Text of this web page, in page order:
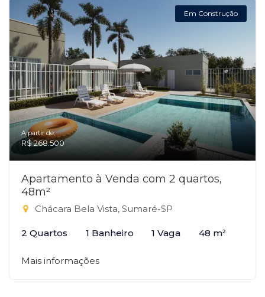
Em Construção
A partir de:
R$ 268.500
Apartamento à Venda com 2 quartos,
48m²
Chácara Bela Vista, Sumaré-SP
2 Quartos 1 Banheiro 1 Vaga 48 m²
Mais informações